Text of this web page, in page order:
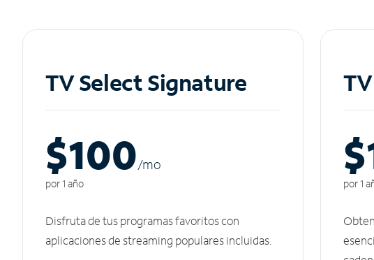
TV Select Signature
$100/mo
por 1 año
Disfruta de tus programas favoritos con
aplicaciones de streaming populares incluidas.
por 1